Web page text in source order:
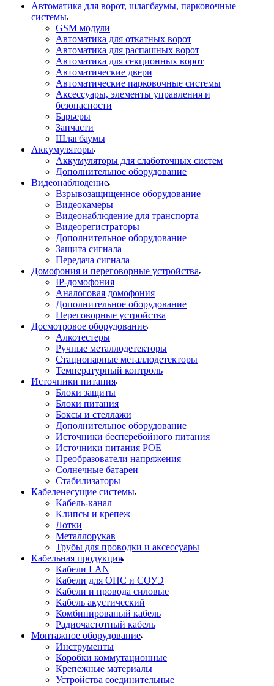
Автоматика для ворот, шлагбаумы, парковочные
системы
GSM модули
Автоматика для откатных ворот
Автоматика для распашных ворот
Автоматика для секционных ворот
Автоматические двери
Автоматические парковочные системы
Аксессуары, элементы управления и
безопасности
Барьеры
Запчасти
Шлагбаумы
Аккумуляторы
Аккумуляторы для слаботочных систем
Дополнительное оборудование
Видеонаблюдение
Взрывозащищенное оборудование
Видеокамеры
Видеонаблюдение для транспорта
Видеорегистраторы
Дополнительное оборудование
Защита сигнала
Передача сигнала
Домофония и переговорные устройства
IP-домофония
Аналоговая домофония
Дополнительное оборудование
Переговорные устройства
Досмотровое оборудование
Алкотестеры
Ручные металлодетекторы
Стационарные металлодетекторы
Температурный контроль
Источники питания
Блоки защиты
Блоки питания
Боксы и стеллажи
Дополнительное оборудование
Источники бесперебойного питания
Источники питания POE
Преобразователи напряжения
Солнечные батареи
Стабилизаторы
Кабеленесущие системы
Кабель-канал
Клипсы и крепеж
Лотки
Металлорукав
Трубы для проводки и аксессуары
Кабельная продукция
Кабели LAN
Кабели для ОПС и СОУЭ
Кабели и провода силовые
Кабель акустический
Комбинированый кабель
Радиочастотный кабель
Монтажное оборудование
Инструменты
Коробки коммутационные
Крепежные материалы
Устройства соединительные